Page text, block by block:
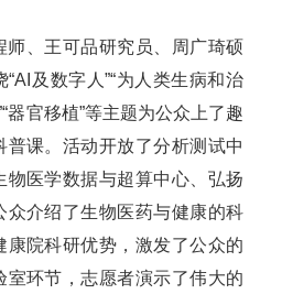
师、王可品研究员、周广琦硕
及数字人”“为人类生病和治
器官移植”等主题为公众上了趣
普课。活动开放了分析测试中
物医学数据与超算中心、弘扬
众介绍了生物医药与健康的科
康院科研优势，激发了公众的
室环节，志愿者演示了伟大的